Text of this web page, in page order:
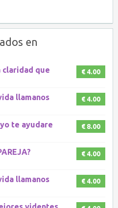
en
€ 4.00
claridad que
€ 4.00
llamanos
€ 8.00
te ayudare
€ 4.00
€ 4.00
llamanos